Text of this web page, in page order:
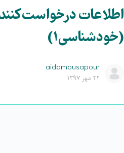
اطلاعات درخواست
(خودشناسی۱)
aidamousapour
۲۲ مهر ۱۳۹۷